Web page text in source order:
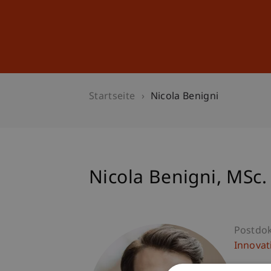
Startseite Nicola Benigni
Nicola Benigni MSc.